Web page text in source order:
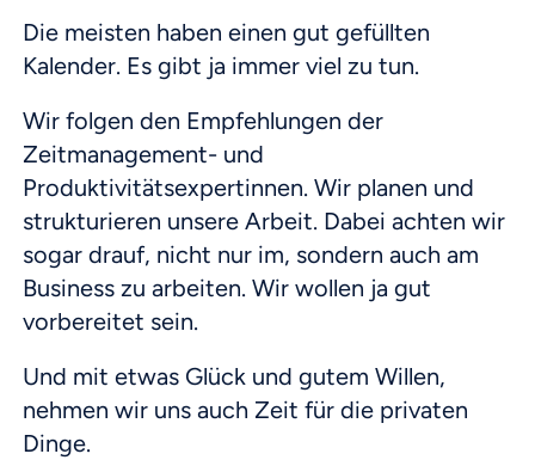
Die meisten haben einen gut gefüllten
Kalender. Es gibt ja immer viel zu tun.
Wir folgen den Empfehlungen der
Zeitmanagement- und
Produktivitätsexpertinnen. Wir planen und
strukturieren unsere Arbeit. Dabei achten wir
sogar drauf, nicht nur im, sondern auch am
Business zu arbeiten. Wir wollen ja gut
vorbereitet sein.
Und mit etwas Glück und gutem Willen,
nehmen wir uns auch Zeit für die privaten
Dinge.